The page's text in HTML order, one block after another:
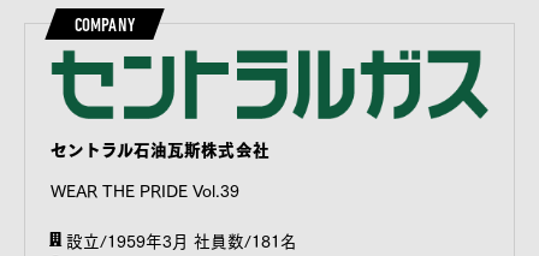
COMPANY
セントラル石油瓦斯株式会社
WEAR THE PRIDE Vol.39
設立/1959年3月 社員数/181名